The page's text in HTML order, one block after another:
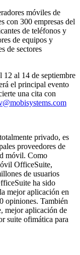
móviles de
con 300 empresas del
de teléfonos y
de equipos y
de sectores
al 14 de septiembre
el principal evento
una cita con
privado, es
proveedores de
móvil. Como
OfficeSuite,
de usuarios
ha sido
mejor aplicación en
opiniones. También
mejor aplicación de
suite ofimática para